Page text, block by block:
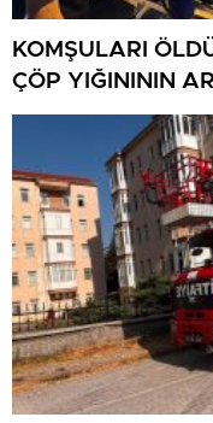
KOMŞULARI
ÇÖP YIĞINININ